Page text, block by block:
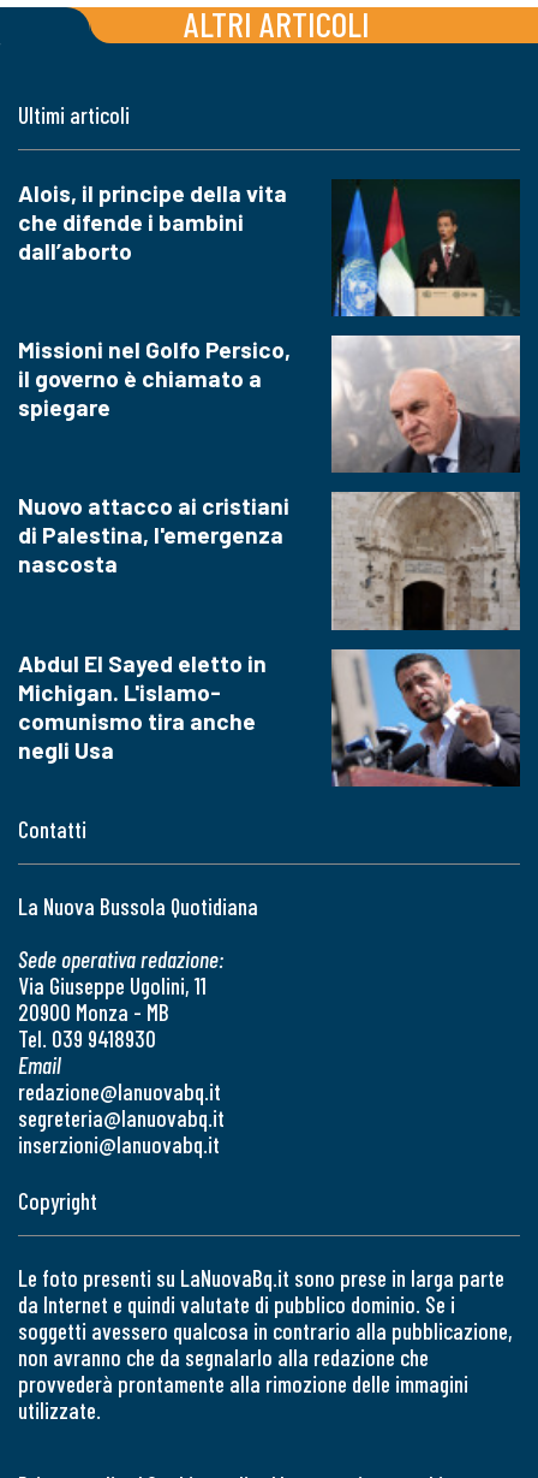
ALTRI ARTICOLI
Contatti
La Nuova Bussola Quotidiana
Sede operativa redazione:
Via Giuseppe Ugolini, 11
20900 Monza - MB
Tel. 039 9418930
Email
redazione@lanuovabq.it
segreteria@lanuovabq.it
inserzioni@lanuovabq.it
Ultimi articoli
Alois, il principe della vita
che difende i bambini
dall’aborto
Missioni nel Golfo Persico,
il governo è chiamato a
spiegare
Nuovo attacco ai cristiani
di Palestina, l'emergenza
nascosta
Abdul El Sayed eletto in
Michigan. L'islamo-
comunismo tira anche
negli Usa
Copyright
Le foto presenti su LaNuovaBq.it sono prese in larga parte
da Internet e quindi valutate di pubblico dominio. Se i
soggetti avessero qualcosa in contrario alla pubblicazione,
non avranno che da segnalarlo alla redazione che
provvederà prontamente alla rimozione delle immagini
utilizzate.